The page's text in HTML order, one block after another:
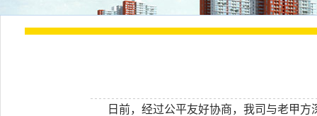
日前，经过公平友好协商，我司与老甲方